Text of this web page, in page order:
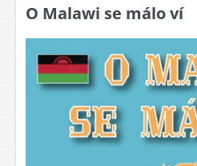
O Malawi se málo ví